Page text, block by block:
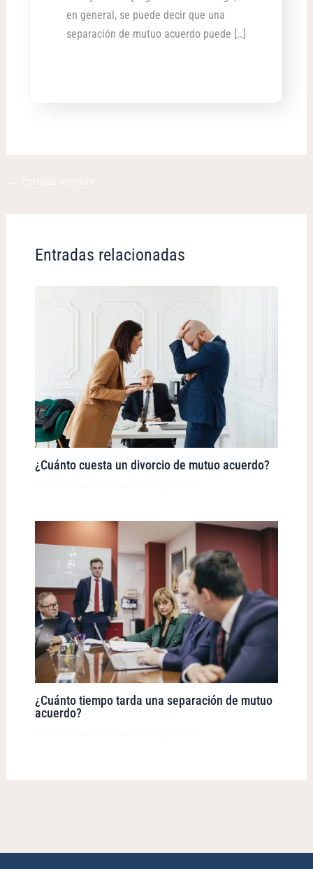
en general, se puede decir que una
separación de mutuo acuerdo puede […]
Entradas relacionadas
¿Cuánto cuesta un divorcio de mutuo acuerdo?
¿Cuánto tiempo tarda una separación de mutuo
acuerdo?